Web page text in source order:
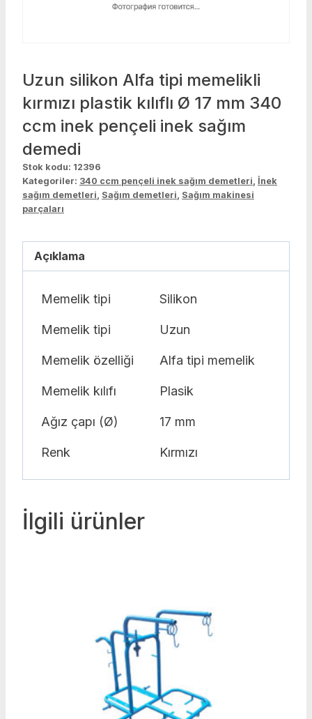
Uzun silikon Alfa tipi memelikli
kırmızı plastik kılıflı Ø 17 mm 340
ccm inek pençeli inek sağım
demedi
Stok kodu: 12396
Kategoriler: 340 ccm pençeli inek sağım demetleri, İnek
sağım demetleri, Sağım demetleri, Sağım makinesi
parçaları
Açıklama
Memelik tipi Silikon
Memelik tipi Uzun
Memelik özelliği Alfa tipi memelik
Memelik kılıfı Plasik
Ağız çapı (Ø) 17 mm
Renk Kırmızı
İlgili ürünler